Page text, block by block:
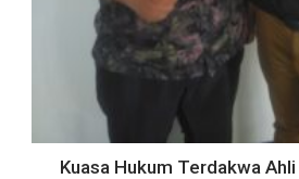
Kuasa Hukum Terdakwa